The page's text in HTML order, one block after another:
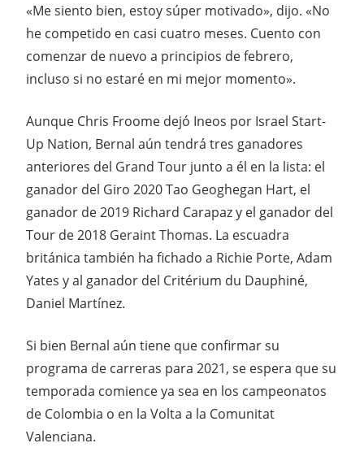
«Me siento bien, estoy súper motivado», dijo. «No
he competido en casi cuatro meses. Cuento con
comenzar de nuevo a principios de febrero,
incluso si no estaré en mi mejor momento».
Aunque Chris Froome dejó Ineos por Israel Start-
Up Nation, Bernal aún tendrá tres ganadores
anteriores del Grand Tour junto a él en la lista: el
ganador del Giro 2020 Tao Geoghegan Hart, el
ganador de 2019 Richard Carapaz y el ganador del
Tour de 2018 Geraint Thomas. La escuadra
británica también ha fichado a Richie Porte, Adam
Yates y al ganador del Critérium du Dauphiné,
Daniel Martínez.
Si bien Bernal aún tiene que confirmar su
programa de carreras para 2021, se espera que su
temporada comience ya sea en los campeonatos
de Colombia o en la Volta a la Comunitat
Valenciana.